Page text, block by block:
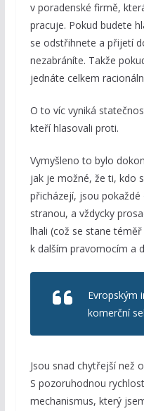
v poradenské firmě,
pracuje. Pokud budete
se odstřihnete a přijetí
nezabráníte. Takže
jednáte celkem
O to víc vyniká
kteří hlasovali proti.
Vymyšleno to bylo
jak je možné, že ti, kdo
přicházejí, jsou
stranou, a vždycky
lhali (což se stane
k dalším pravomocím a
Evropským
komerční
Jsou snad chytřejší než
S pozoruhodnou
mechanismus, který